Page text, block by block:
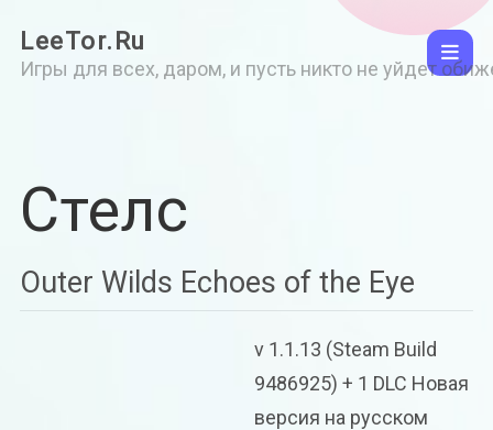
LeeTor.Ru
Игры для всех, даром, и пусть никто не уйдет
Стелс
Outer Wilds Echoes of the Eye
v 1.1.13 (Steam Build
9486925) + 1 DLC Новая
версия на русском